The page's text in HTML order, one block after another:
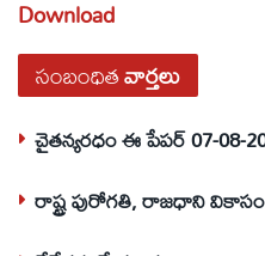
Download
సంబంధితవార్తలు
చైతన్యరధం ఈ పేపర్ 07-08-
రాష్ట్ర పురోగతి, రాజధాని వికాసం